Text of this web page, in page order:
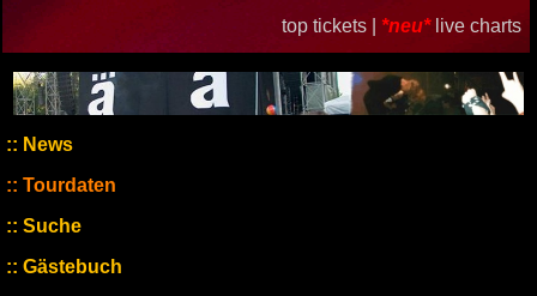
top tickets | *neu* live charts
News
Tourdaten
Suche
Gästebuch